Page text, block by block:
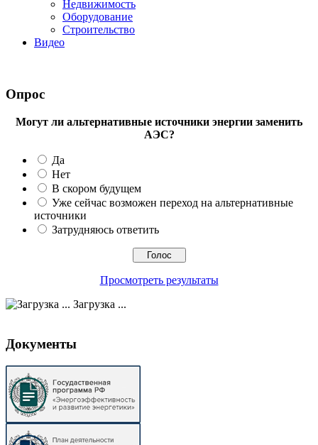
Недвижимость
Оборудование
Строительство
Видео
Опрос
Могут ли альтернативные источники энергии заменить
АЭС?
Да
Нет
В скором будущем
Уже сейчас возможен переход на альтернативные
источники
Затрудняюсь ответить
Просмотреть результаты
Загрузка ...
Документы